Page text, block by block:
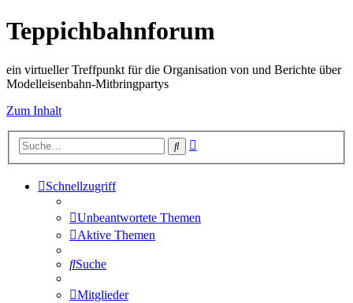
Teppichbahnforum
ein virtueller Treffpunkt für die Organisation von und Berichte über
Modelleisenbahn-Mitbringpartys
Zum Inhalt
Suche
Schnellzugriff
Unbeantwortete Themen
Aktive Themen
Suche
Mitglieder